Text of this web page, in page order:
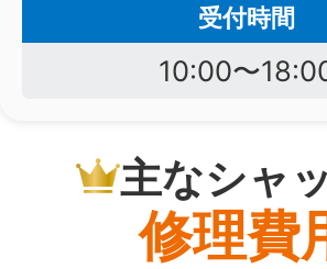
受付時間
10:00〜
主なシャ
修理費